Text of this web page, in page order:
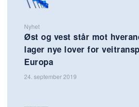
Nyhet
Øst og vest står mot
lager nye lover for
Europa
24. september 2019